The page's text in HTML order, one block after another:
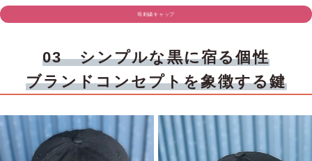
苺刺繍キャップ
03 シンプルな黒に宿る個性
ブランドコンセプトを象徴する鍵